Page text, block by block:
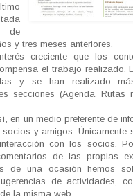
de
y tres meses anteriores.
creciente que los
el trabajo realizado.
y se han realizado
secciones (Agenda, Rutas
en un medio preferente de
y amigos. Únicamente
con los socios.
de las propias
de una ocasión hemos
de actividades,
la misma web.